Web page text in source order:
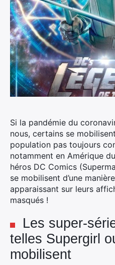
Si la pandémie du
nous, certains se
population pas toujours
notamment en Amérique
héros DC Comics
se mobilisent d’une
apparaissant sur leurs
masqués !
Les super-
telles Supergirl
mobilisent